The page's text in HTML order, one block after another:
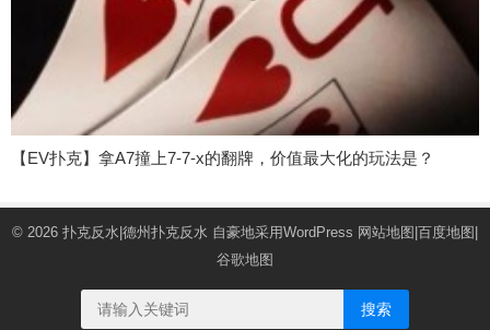
【EV扑克】拿A7撞上7-7-x的翻牌，价值最大化的玩法是？
© 2026 扑克反水|德州扑克反水 自豪地采用WordPress 网站地图 百度地图
谷歌地图
搜索